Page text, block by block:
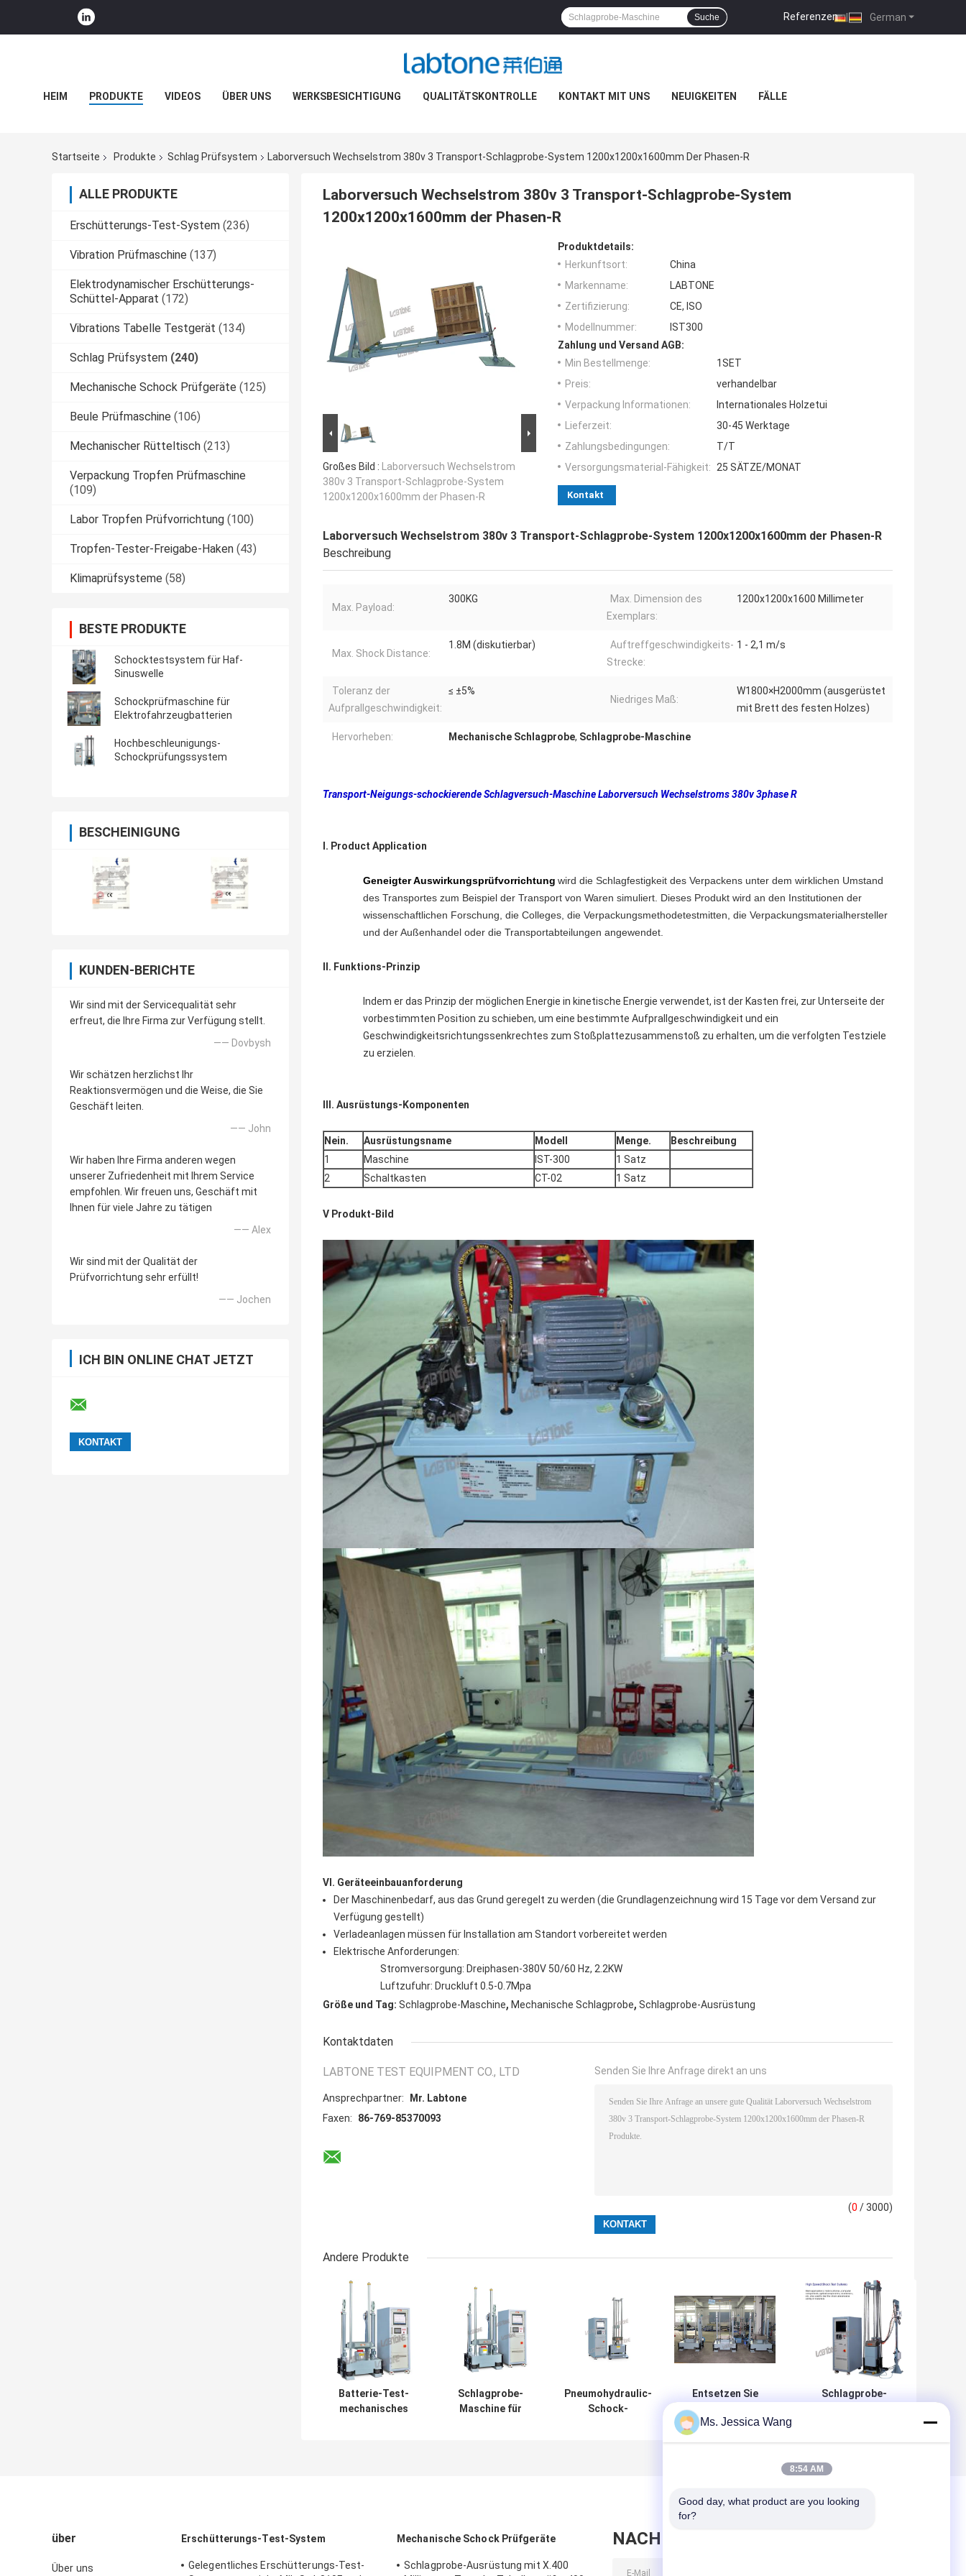
German
Referenzen |
Suche
HEIM PRODUKTE VIDEOS ÜBER UNS WERKSBESICHTIGUNG QUALITÄTSKONTROLLE KONTAKT MIT UNS NEUIGKEITEN FÄLLE
Startseite Produkte Schlag Prüfsystem Laborversuch Wechselstrom 380v 3 Transport-Schlagprobe-System 1200x1200x1600mm Der Phasen-R
ALLE PRODUKTE
Erschütterungs-Test-System (236)
Vibration Prüfmaschine (137)
Elektrodynamischer Erschütterungs-
Schüttel-Apparat (172)
Vibrations Tabelle Testgerät (134)
Schlag Prüfsystem (240)
Mechanische Schock Prüfgeräte (125)
Beule Prüfmaschine (106)
Mechanischer Rütteltisch (213)
Verpackung Tropfen Prüfmaschine
(109)
Labor Tropfen Prüfvorrichtung (100)
Tropfen-Tester-Freigabe-Haken (43)
Klimaprüfsysteme (58)
BESTE PRODUKTE
Schocktestsystem für Haf-
Sinuswelle
Schockprüfmaschine für
Elektrofahrzeugbatterien
Hochbeschleunigungs-
Schockprüfungssystem
BESCHEINIGUNG
KUNDEN-BERICHTE
Wir sind mit der Servicequalität sehr
erfreut, die Ihre Firma zur Verfügung stellt.
—— Dovbysh
Wir schätzen herzlichst Ihr
Reaktionsvermögen und die Weise, die Sie
Geschäft leiten.
—— John
Wir haben Ihre Firma anderen wegen
unserer Zufriedenheit mit Ihrem Service
empfohlen. Wir freuen uns, Geschäft mit
Ihnen für viele Jahre zu tätigen
—— Alex
Wir sind mit der Qualität der
Prüfvorrichtung sehr erfüllt!
—— Jochen
ICH BIN ONLINE CHAT JETZT
Laborversuch Wechselstrom 380v 3 Transport-Schlagprobe-System
1200x1200x1600mm der Phasen-R
Großes Bild : Laborversuch Wechselstrom
380v 3 Transport-Schlagprobe-System
1200x1200x1600mm der Phasen-R
Produktdetails:
Herkunftsort:
China
Markenname:
LABTONE
Zertifizierung:
CE, ISO
Modellnummer:
IST300
Zahlung und Versand AGB:
Min Bestellmenge:
1SET
Preis:
verhandelbar
Verpackung Informationen:
Internationales Holzetui
Lieferzeit:
30-45 Werktage
Zahlungsbedingungen:
T/T
Versorgungsmaterial-Fähigkeit: 25 SÄTZE/MONAT
Kontakt
Laborversuch Wechselstrom 380v 3 Transport-Schlagprobe-System 1200x1200x1600mm der Phasen-R
Beschreibung
Max. Payload:
300KG
Max. Dimension des
Exemplars:
1200x1200x1600 Millimeter
Max. Shock Distance:
1.8M (diskutierbar)
Auftreffgeschwindigkeits-
Strecke:
1 - 2,1 m/s
Toleranz der
Aufprallgeschwindigkeit:
≤ ±5%
Niedriges Maß:
W1800×H2000mm (ausgerüstet
mit Brett des festen Holzes)
Hervorheben: Mechanische Schlagprobe, Schlagprobe-Maschine
Transport-Neigungs-schockierende Schlagversuch-Maschine Laborversuch Wechselstroms 380v 3phase R
I. Product Application
Geneigter Auswirkungsprüfvorrichtung wird die Schlagfestigkeit des Verpackens unter dem wirklichen Umstand
des Transportes zum Beispiel der Transport von Waren simuliert. Dieses Produkt wird an den Institutionen der
wissenschaftlichen Forschung, die Colleges, die Verpackungsmethodetestmitten, die Verpackungsmaterialhersteller
und der Außenhandel oder die Transportabteilungen angewendet.
II. Funktions-Prinzip
Indem er das Prinzip der möglichen Energie in kinetische Energie verwendet, ist der Kasten frei, zur Unterseite der
vorbestimmten Position zu schieben, um eine bestimmte Aufprallgeschwindigkeit und ein
Geschwindigkeitsrichtungssenkrechtes zum Stoßplattezusammenstoß zu erhalten, um die verfolgten Testziele
zu erzielen.
III. Ausrüstungs-Komponenten
Nein. Ausrüstungsname Modell Menge.
Beschreibung
1
Maschine IST-300
1 Satz
2
Schaltkasten CT-02 1 Satz
Ⅴ Produkt-Bild
Ⅵ. Geräteeinbauanforderung
Der Maschinenbedarf, aus das Grund geregelt zu werden (die Grundlagenzeichnung wird 15 Tage vor dem Versand zur
Verfügung gestellt)
Verladeanlagen müssen für Installation am Standort vorbereitet werden
Elektrische Anforderungen:
Stromversorgung: Dreiphasen-380V 50/60 Hz, 2.2KW
Luftzufuhr: Druckluft 0.5-0.7Mpa
Größe und Tag: Schlagprobe-Maschine, Mechanische Schlagprobe, Schlagprobe-Ausrüstung
Kontaktdaten
LABTONE TEST EQUIPMENT CO., LTD
Ansprechpartner:
Mr. Labtone
Faxen:
86-769-85370093
Senden Sie Ihre Anfrage direkt an uns
(0 / 3000)
Andere Produkte
Batterie-Test-
mechanisches
Schlagprobe-
Maschine für
Pneumohydraulic-
Schock-
Entsetzen Sie
Prüfvorrichtung,
Schlagprobe-
Schlagprobe-
0.2ms durch
über
Über uns
Erschütterungs-Test-System
Gelegentliches Erschütterungs-Test-
Mechanische Schock Prüfgeräte
Schlagprobe-Ausrüstung mit X.400
NACHRICHT HINTERLASSEN
Ms. Jessica Wang
8:54 AM
Good day, what product are you looking
for?